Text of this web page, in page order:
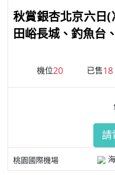
秋賞銀杏北京六日
田峪長城、釣魚台
機位20 已售18
桃園國際機場
請